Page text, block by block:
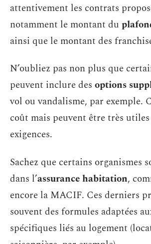
attentivement les contrats
notamment le montant du
ainsi que le montant des
N’oubliez pas non plus que
peuvent inclure des options
vol ou vandalisme, par exemple.
coût mais peuvent être très utiles
exigences.
Sachez que certains organismes
dans l’assurance habitation,
encore la MACIF. Ces derniers
souvent des formules adaptées
spécifiques liés au logement